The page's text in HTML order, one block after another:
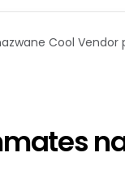
Cool Vendor